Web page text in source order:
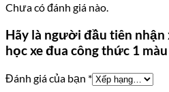
Chưa có đánh giá nào.
Hãy là người đầu tiên nhận
học xe đua công thức 1
Đánh giá của bạn *